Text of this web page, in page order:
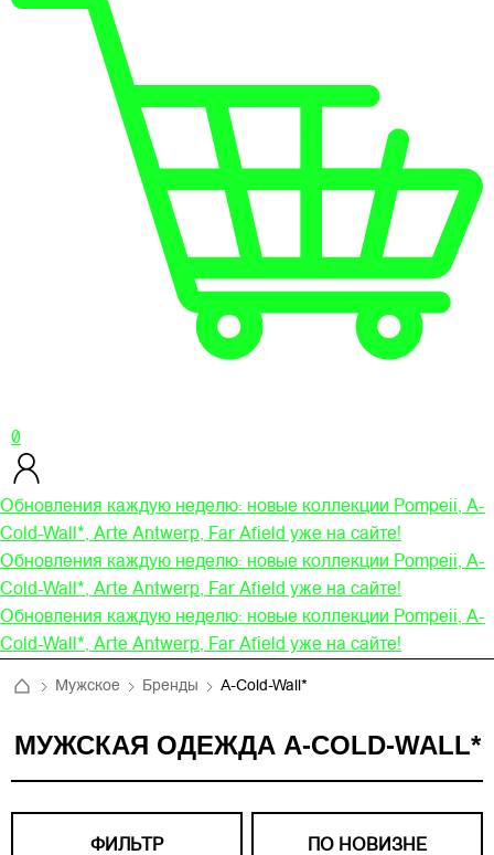
0
Обновления каждую неделю: новые коллекции Pompeii, A-
Cold-Wall*, Arte Antwerp, Far Afield уже на сайте!
Обновления каждую неделю: новые коллекции Pompeii, A-
Cold-Wall*, Arte Antwerp, Far Afield уже на сайте!
Обновления каждую неделю: новые коллекции Pompeii, A-
Cold-Wall*, Arte Antwerp, Far Afield уже на сайте!
Мужское Бренды A-Cold-Wall*
МУЖСКАЯ ОДЕЖДА A-COLD-WALL*
ФИЛЬТР ПО НОВИЗНЕ